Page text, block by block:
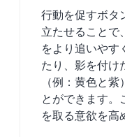
行動を促すボタ
立たせることで
をより追いやす
たり、影を付け
（例：黄色と
とができます。
を取る意欲を高